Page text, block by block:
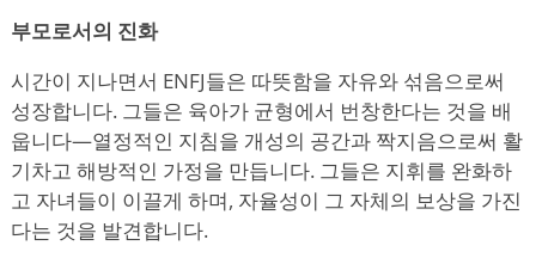
부모로서의 진화
시간이 지나면서 ENFJ들은 따뜻함을 자유와 섞음으로써
성장합니다. 그들은 육아가 균형에서 번창한다는 것을 배
웁니다—열정적인 지침을 개성의 공간과 짝지음으로써 활
기차고 해방적인 가정을 만듭니다. 그들은 지휘를 완화하
고 자녀들이 이끌게 하며, 자율성이 그 자체의 보상을 가진
다는 것을 발견합니다.